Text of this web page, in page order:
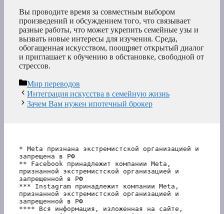
Вы проводите время за совместным выбором
произведений и обсуждением того, что связывает
разные работы, что может укрепить семейные узы и
вызвать новые интересы для изучения. Среда,
обогащенная искусством, поощряет открытый диалог
и приглашает к обучению в обстановке, свободной от
стрессов.
Рубрики
Мир переводов
Интеграция искусства в семейную жизнь
Зачем Вам нужен ипотечный брокер
* Meta признана экстремистской организацией и
запрещена в РФ
** Facebook принадлежит компании Meta,
признанной экстремистской организацией и
запрещенной в РФ
*** Instagram принадлежит компании Meta,
признанной экстремистской организацией и
запрещенной в РФ
**** Вся информация, изложенная на сайте,